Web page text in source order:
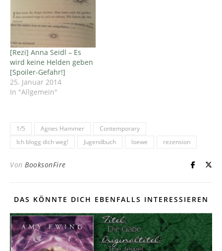
Erzählerin Juli entschließt
sich zu studieren, doch
noch bevor es losgeht,
verändert sich alles,
Schlag auf Schlag: Niels,
mit dem sie…
[Rezi] Anna Seidl – Es
wird keine Helden geben
[Spoiler-Gefahr!]
25. Januar 2014
In "Allgemein"
1/5 Agnes Hammer
Contemporary
Ich blogg dich weg!
Jugendbuch loewe rezension
Von BooksonFire
DAS KÖNNTE DICH EBENFALLS INTERESSIEREN